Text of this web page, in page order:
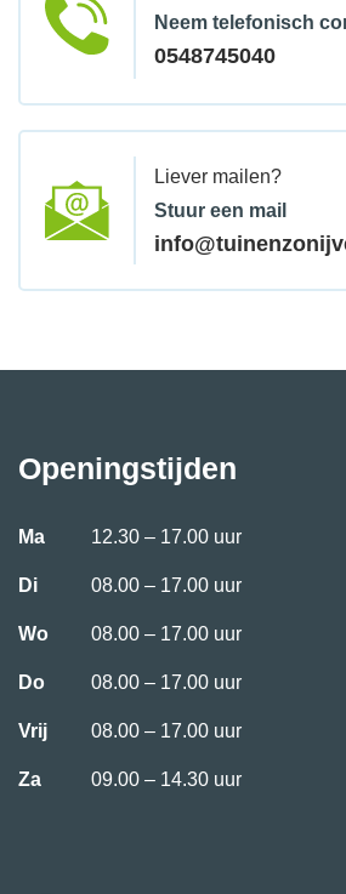
Neem telefonisch
0548745040
Liever mailen?
Stuur een mail
Openingstijden
Ma 12.30 – 17.00 uur
Di 08.00 – 17.00 uur
Wo 08.00 – 17.00 uur
Do 08.00 – 17.00 uur
Vrij 08.00 – 17.00 uur
Za 09.00 – 14.30 uur